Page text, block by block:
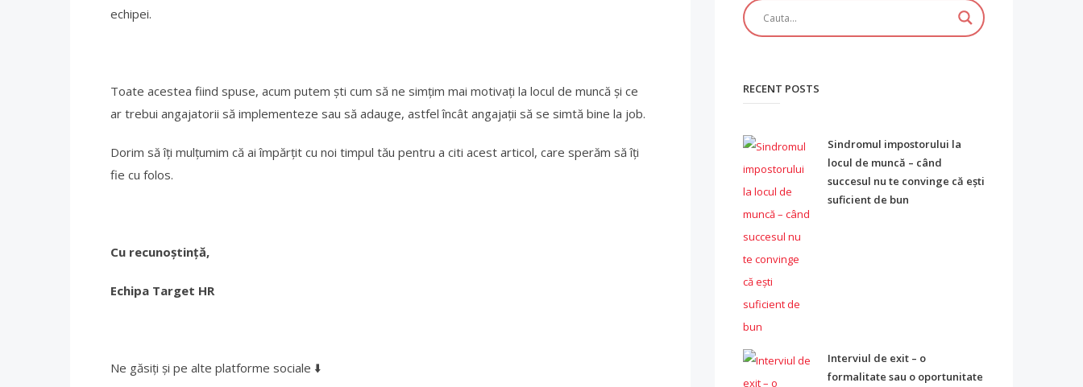
echipei.
Toate acestea fiind spuse, acum putem ști cum să ne simțim mai motivați la locul de muncă și ce
ar trebui angajatorii să implementeze sau să adauge, astfel încât angajații să se simtă bine la job.
Dorim să îți mulțumim că ai împărțit cu noi timpul tău pentru a citi acest articol, care sperăm să îți
fie cu folos.
Cu recunoștință,
Echipa Target HR
Ne găsiți și pe alte platforme sociale ⬇️
RECENT POSTS
Sindromul impostorului la
locul de muncă – când
succesul nu te convinge că ești
suficient de bun
Interviul de exit – o
formalitate sau o oportunitate